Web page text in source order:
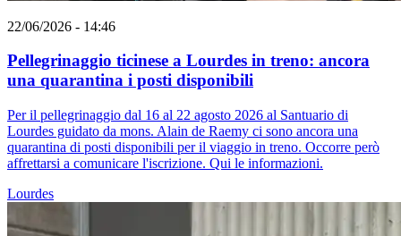
22/06/2026 - 14:46
Pellegrinaggio ticinese a Lourdes in treno: ancora
una quarantina i posti disponibili
Per il pellegrinaggio dal 16 al 22 agosto 2026 al Santuario di
Lourdes guidato da mons. Alain de Raemy ci sono ancora una
quarantina di posti disponibili per il viaggio in treno. Occorre però
affrettarsi a comunicare l'iscrizione. Qui le informazioni.
Lourdes